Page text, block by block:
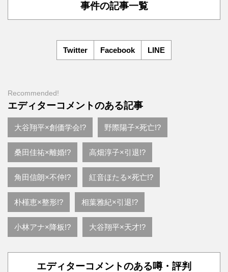
事件の記事一覧
Twitter Facebook LINE
Recommended!
エディターコメントのある記事
大谷翔平×創価学会!? 野際陽子×死亡!?
桑田佳祐×離婚!? 高畑淳子×引退!?
角田信朗×不仲!? 紅音ほたる×死亡!?
朴槿恵×整形!? 相葉雅紀×引退!?
小林アナ×降板!? 大谷翔平×天才!?
エディターコメントのある噂・評判